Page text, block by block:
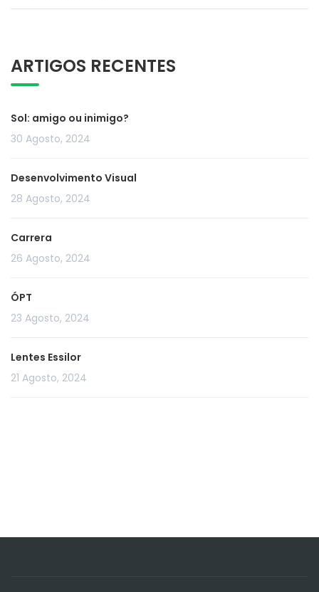
ARTIGOS RECENTES
Sol: amigo ou inimigo?
30 Agosto, 2024
Desenvolvimento Visual
28 Agosto, 2024
Carrera
26 Agosto, 2024
ÓPT
23 Agosto, 2024
Lentes Essilor
21 Agosto, 2024